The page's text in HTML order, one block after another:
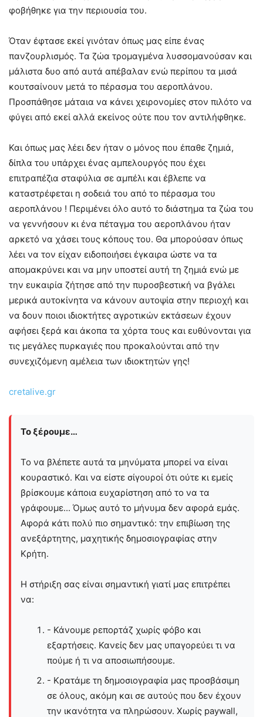
φοβήθηκε για την περιουσία του.
Όταν έφτασε εκεί γινόταν όπως μας είπε ένας
πανζουρλισμός. Τα ζώα τρομαγμένα λυσσομανούσαν και
μάλιστα δυο από αυτά απέβαλαν ενώ περίπου τα μισά
κουτσαίνουν μετά το πέρασμα του αεροπλάνου.
Προσπάθησε μάταια να κάνει χειρονομίες στον πιλότο να
φύγει από εκεί αλλά εκείνος ούτε που τον αντιλήφθηκε.
Και όπως μας λέει δεν ήταν ο μόνος που έπαθε ζημιά,
δίπλα του υπάρχει ένας αμπελουργός που έχει
επιτραπέζια σταφύλια σε αμπέλι και έβλεπε να
καταστρέφεται η σοδειά του από το πέρασμα του
αεροπλάνου ! Περιμένει όλο αυτό το διάστημα τα ζώα του
να γεννήσουν κι ένα πέταγμα του αεροπλάνου ήταν
αρκετό να χάσει τους κόπους του. Θα μπορούσαν όπως
λέει να τον είχαν ειδοποιήσει έγκαιρα ώστε να τα
απομακρύνει και να μην υποστεί αυτή τη ζημιά ενώ με
την ευκαιρία ζήτησε από την πυροσβεστική να βγάλει
μερικά αυτοκίνητα να κάνουν αυτοψία στην περιοχή και
να δουν ποιοι ιδιοκτήτες αγροτικών εκτάσεων έχουν
αφήσει ξερά και άκοπα τα χόρτα τους και ευθύνονται για
τις μεγάλες πυρκαγιές που προκαλούνται από την
συνεχιζόμενη αμέλεια των ιδιοκτητών γης!
cretalive.gr
Το ξέρουμε…
Το να βλέπετε αυτά τα μηνύματα μπορεί να είναι
κουραστικό. Και να είστε σίγουροί ότι ούτε κι εμείς
βρίσκουμε κάποια ευχαρίστηση από το να τα
γράφουμε... Όμως αυτό το μήνυμα δεν αφορά εμάς.
Αφορά κάτι πολύ πιο σημαντικό: την επιβίωση της
ανεξάρτητης, μαχητικής δημοσιογραφίας στην
Kρήτη.
Η στήριξη σας είναι σημαντική γιατί μας επιτρέπει
να:
- Κάνουμε ρεπορτάζ χωρίς φόβο και
εξαρτήσεις. Κανείς δεν μας υπαγορεύει τι να
πούμε ή τι να αποσιωπήσουμε.
- Κρατάμε τη δημοσιογραφία μας προσβάσιμη
σε όλους, ακόμη και σε αυτούς που δεν έχουν
την ικανότητα να πληρώσουν. Χωρίς paywall,